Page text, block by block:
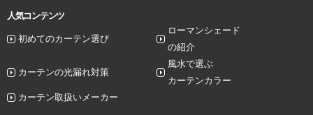
人気コンテンツ
初めてのカーテン選び
ローマンシェード
の紹介
カーテンの光漏れ対策
風水で選ぶ
カーテンカラー
カーテン取扱いメーカー